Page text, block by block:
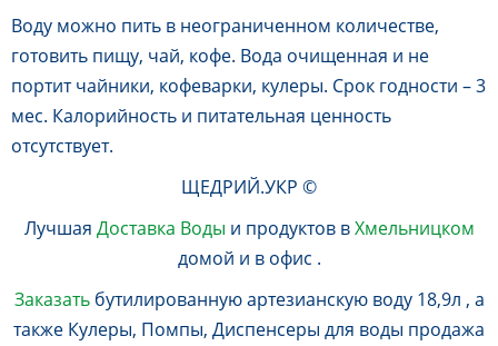
Воду можно пить в неограниченном количестве,
готовить пищу, чай, кофе. Вода очищенная и не
портит чайники, кофеварки, кулеры. Срок годности – 3
мес. Калорийность и питательная ценность
отсутствует.
ЩЕДРИЙ.УКР ©
Лучшая Доставка Воды и продуктов вХмельницком
домой и в офис .
Заказатьбутилированную артезианскую воду 18,9л , а
также Кулеры, Помпы, Диспенсеры для воды продажа